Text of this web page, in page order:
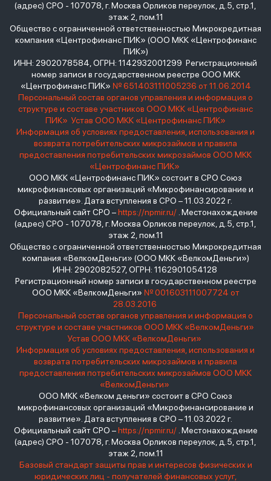
(адрес) СРО - 107078, г. Москва Орликов переулок, д.5, стр.1,
этаж 2, пом.11
Общество с ограниченной ответственностью Микрокредитная
компания «Центрофинанс ПИК» (ООО МКК «Центрофинанс
ПИК»)
ИНН: 2902078584, ОГРН: 1142932001299 Регистрационный
номер записи в государственном реестре ООО МКК
«Центрофинанс ПИК» № 651403111005236 от 11.06.2014
Персональный состав органов управления и информация о
структуре и составе участников ООО МКК «Центрофинанс
ПИК» Устав ООО МКК «Центрофинанс ПИК»
Информация об условиях предоставления, использования и
возврата потребительских микрозаймов и правила
предоставления потребительских микрозаймов ООО МКК
«Центрофинанс ПИК»
ООО МКК «Центрофинанс ПИК» состоит в СРО Союз
микрофинансовых организаций «Микрофинансирование и
развитие». Дата вступления в СРО – 11.03.2022 г.
Официальный сайт СРО –https://npmir.ru/. Местонахождение
(адрес) СРО - 107078, г. Москва Орликов переулок, д.5, стр.1,
этаж 2, пом.11
Общество с ограниченной ответственностью Микрокредитная
компания «ВелкомДеньги» (ООО МКК «ВелкомДеньги»)
ИНН: 2902082527, ОГРН: 1162901054128
Регистрационный номер записи в государственном реестре
ООО МКК «ВелкомДеньги» № 001603111007724 от
28.03.2016
Персональный состав органов управления и информация о
структуре и составе участников ООО МКК «ВелкомДеньги»
Устав ООО МКК «ВелкомДеньги»
Информация об условиях предоставления, использования и
возврата потребительских микрозаймов и правила
предоставления потребительских микрозаймов ООО МКК
«ВелкомДеньги»
ООО МКК «Велком деньги» состоит в СРО Союз
микрофинансовых организаций «Микрофинансирование и
развитие». Дата вступления в СРО – 11.03.2022 г.
Официальный сайт СРО –https://npmir.ru/. Местонахождение
(адрес) СРО - 107078, г. Москва Орликов переулок, д.5, стр.1,
этаж 2, пом.11
Базовый стандарт защиты прав и интересов физических и
юридических лиц - получателей финансовых услуг,